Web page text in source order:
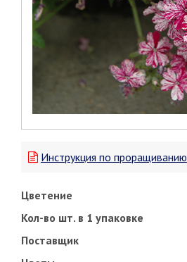
Инструкция по проращиванию
Цветение
Кол-во шт. в 1 упаковке
Поставщик